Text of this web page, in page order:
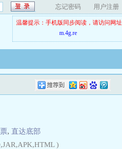
忘记密码 用户注册
温馨提示：手机版同步阅读，请访问网址
m.4g.re
, 直达底部
)